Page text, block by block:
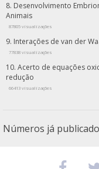
Desenvolvimento
Animais
87805 visualizações
Interações de van der
77838 visualizações
Acerto de equações
redução
66413 visualizações
Números já